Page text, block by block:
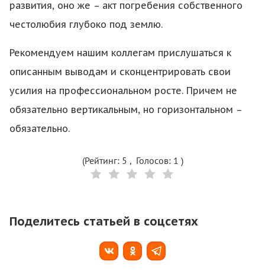
развития, оно же – акт погребения собственного
честолюбия глубоко под землю.
Рекомендуем нашим коллегам прислушаться к
описанным выводам и сконцентрировать свои
усилия на профессиональном росте. Причем не
обязательно вертикальным, но горизонтальном –
обязательно.
(Рейтинг: 5 , Голосов: 1 )
Поделитесь статьей в соцсетях